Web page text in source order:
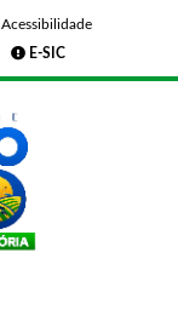
Acessibilidade
E-SIC